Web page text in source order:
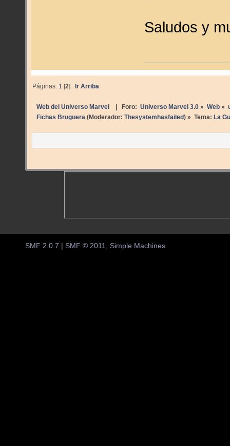
Saludos y
Páginas: 1 [2] Ir Arriba
Web del Universo Marvel | Foro: Universo Marvel 3.0» Web»
Fichas Bruguera (Moderador: Thesystemhasfailed) » Tema: La
SMF 2.0.7 SMF © 2011, Simple Machines